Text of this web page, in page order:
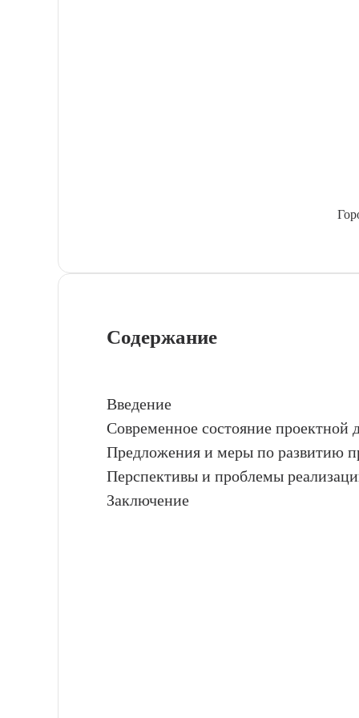
Содержание
Введение
Современное состояние проектной
Предложения и меры по развитию
Перспективы и проблемы
Заключение